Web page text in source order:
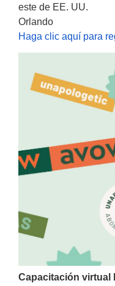
este de EE. UU.
Orlando
Haga clic aquí para
Capacitación virtual